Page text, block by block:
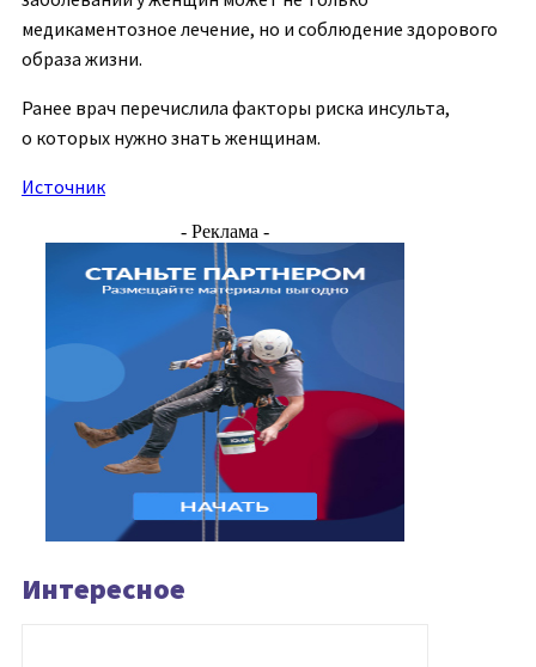
медикаментозное лечение, но и соблюдение здорового
образа жизни.
Ранее врач перечислила факторы риска инсульта,
о которых нужно знать женщинам.
Источник
- Реклама -
Интересное